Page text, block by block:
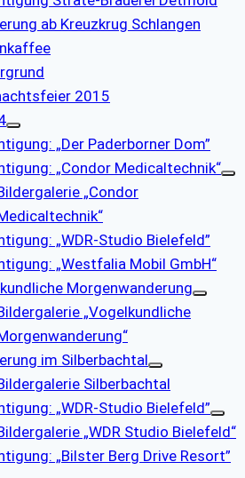
ab Kreuzkrug Schlangen
2015
„Der Paderborner Dom”
„Condor Medicaltechnik“
„Condor
„WDR-Studio Bielefeld”
„Westfalia Mobil GmbH“
Morgenwanderung
„Vogelkundliche
im Silberbachtal
Silberbachtal
„WDR-Studio Bielefeld”
„WDR Studio Bielefeld“
„Bilster Berg Drive Resort”